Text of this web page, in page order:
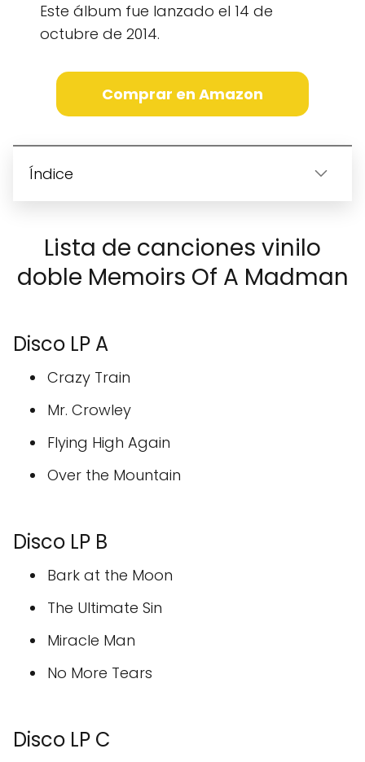
Este álbum fue lanzado el 14 de
octubre de 2014.
Comprar en Amazon
Índice
Lista de canciones vinilo
doble Memoirs Of A Madman
Disco LP A
Crazy Train
Mr. Crowley
Flying High Again
Over the Mountain
Disco LP B
Bark at the Moon
The Ultimate Sin
Miracle Man
No More Tears
Disco LP C